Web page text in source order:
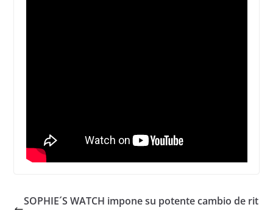
SOPHIE´S WATCH impone su potente cambio de rit